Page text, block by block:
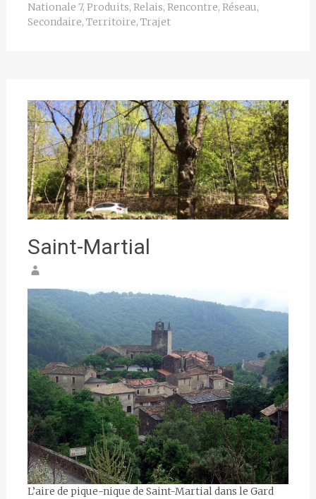
Nationale 7, Produits, Relais, Rencontre, Réseau,
Secondaire, Territoire, Trajet
Saint-Martial
L’aire de pique-nique de Saint-Martial dans le Gard